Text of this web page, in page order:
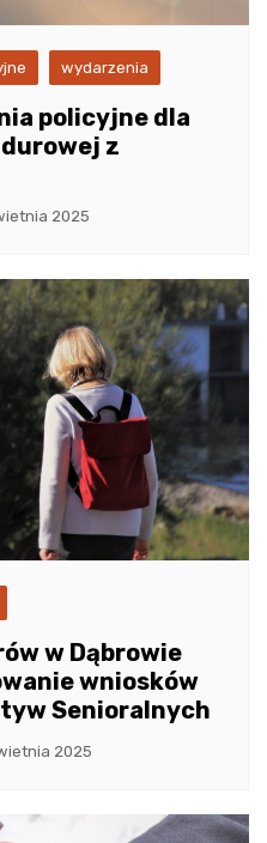
wydarzenia
policyjne dla
z
2025
w Dąbrowie
wniosków
Senioralnych
2025